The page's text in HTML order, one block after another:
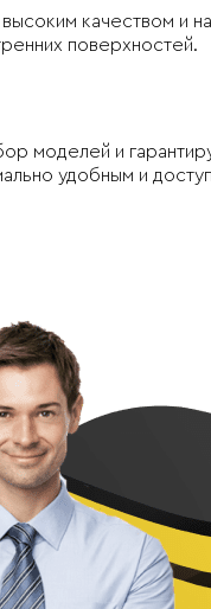
качеством и
поверхностей.
моделей и
удобным и